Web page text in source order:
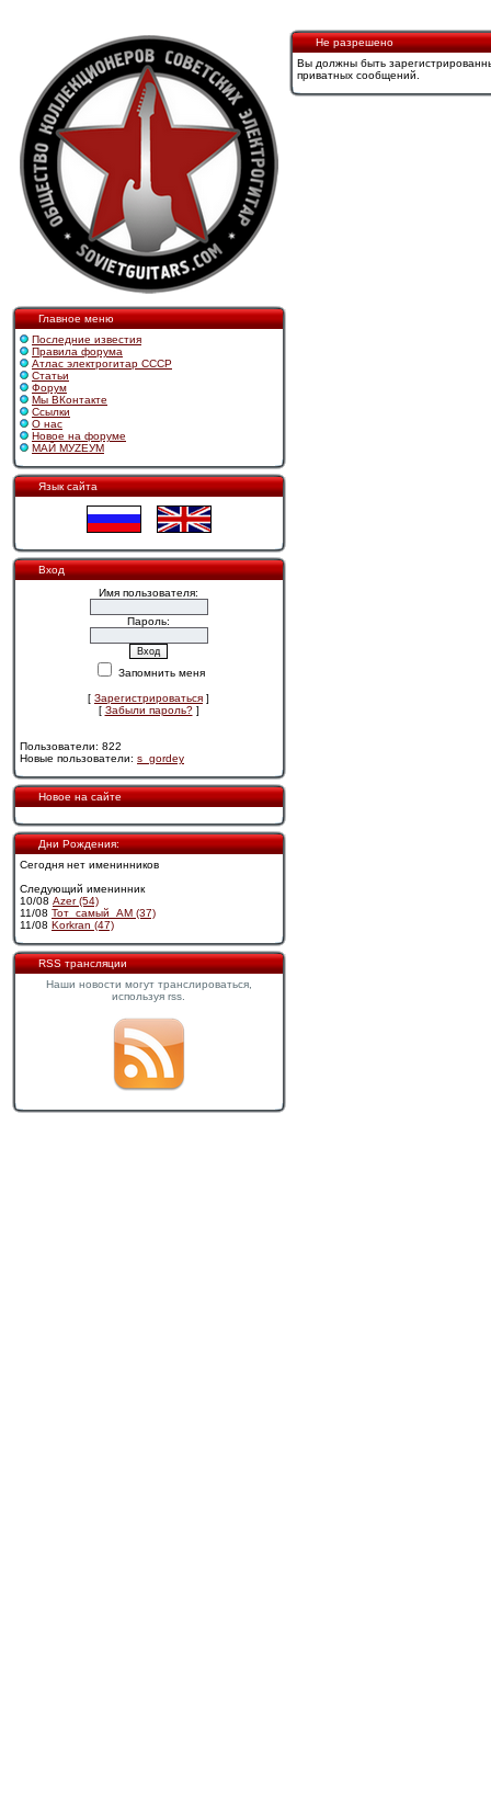
Главное меню
Последние известия
Правила форума
Атлас электрогитар СССР
Статьи
Форум
Мы ВКонтакте
Ссылки
О нас
Новое на форуме
МАЙ МУZЕУМ
Язык сайта
Вход
Имя пользователя:
Пароль:
Запомнить меня
[ Зарегистрироваться ]
[ Забыли пароль?]
Пользователи: 822
Новые пользователи: s_gordey
Новое на сайте
Дни Рождения:
Сегодня нет именинников
Следующий именинник
10/08 Azer (54)
11/08 Тот_самый_АМ (37)
11/08 Korkran (47)
RSS трансляции
Наши новости могут транслироваться,
используя rss.
Не разрешено
Вы должны быть
приватных сообщений.